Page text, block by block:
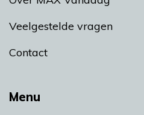
Menu
Veelgestelde vragen
Contact